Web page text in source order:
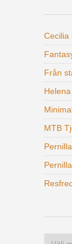
Cecilia
Från
MTB